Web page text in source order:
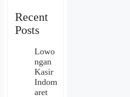
Recent
Posts
Lowo
ngan
Kasir
Indom
aret